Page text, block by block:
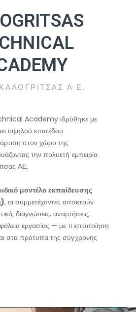
Α.Ε.
Academy ιδρύθηκε με
υψηλού επιπέδου
στον χώρο της
την πολυετή εμπειρία
ΑΕ.
μοντέλο εκπαίδευσης
, οι συμμετέχοντες αποκτούν
διαγνώσεις, αναρτήσεις,
εργασίας — με πιστοποίηση
στα πρότυπα της σύγχρονης